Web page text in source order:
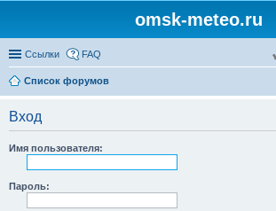
omsk-meteo.ru
Ссылки FAQ
Список форумов
Вход
Имя пользователя:
Пароль: